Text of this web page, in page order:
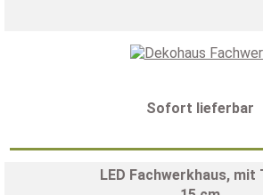
Sofort lieferbar
LED Fachwerkhaus, mit